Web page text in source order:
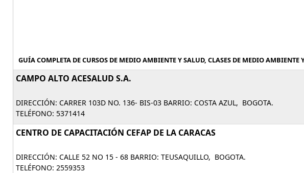
GUÍA COMPLETA DE CURSOS DE MEDIO AMBIENTE Y SALUD, CLASES DE MEDIO
CAMPO ALTO ACESALUD S.A.
DIRECCIÓN: CARRER 103D NO. 136- BIS-03 BARRIO: COSTA AZUL, BOGOTA.
TELÉFONO: 5371414
CENTRO DE CAPACITACIÓN CEFAP DE LA CARACAS
DIRECCIÓN: CALLE 52 NO 15 - 68 BARRIO: TEUSAQUILLO, BOGOTA.
TELÉFONO: 2559353